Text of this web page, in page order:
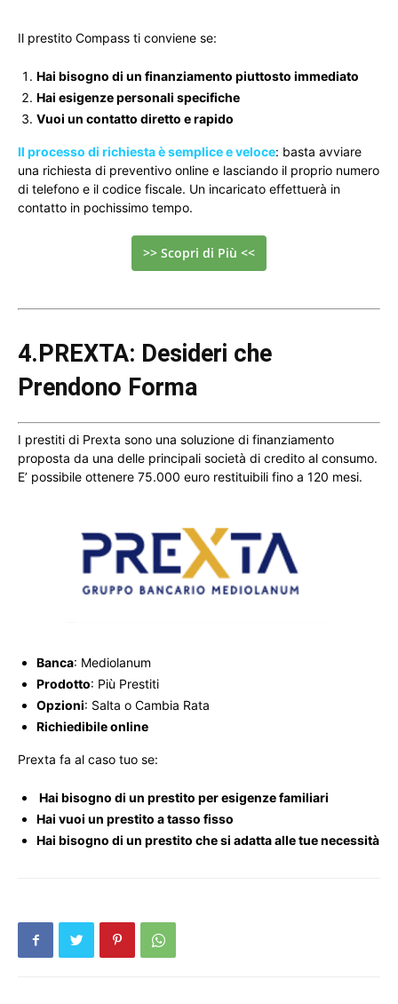
Il prestito Compass ti conviene se:
Hai bisogno di un finanziamento piuttosto immediato
Hai esigenze personali specifiche
Vuoi un contatto diretto e rapido
Il processo di richiesta è semplice e veloce: basta avviare
una richiesta di preventivo online e lasciando il proprio numero
di telefono e il codice fiscale. Un incaricato effettuerà in
contatto in pochissimo tempo.
>> Scopri di Più <<
4.PREXTA: Desideri che
Prendono Forma
I prestiti di Prexta sono una soluzione di finanziamento
proposta da una delle principali società di credito al consumo.
E’ possibile ottenere 75.000 euro restituibili fino a 120 mesi.
Banca: Mediolanum
Prodotto: Più Prestiti
Opzioni: Salta o Cambia Rata
Richiedibile online
Prexta fa al caso tuo se:
Hai bisogno di un prestito per esigenze familiari
Hai vuoi un prestito a tasso fisso
Hai bisogno di un prestito che si adatta alle tue necessità